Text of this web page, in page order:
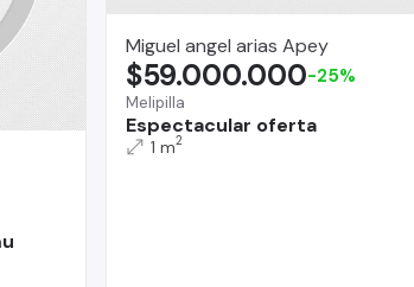
Miguel angel arias Apey
Melipilla
Espectacular oferta
$59.000.000-25%
1 m2